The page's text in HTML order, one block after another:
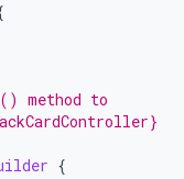
method to
{